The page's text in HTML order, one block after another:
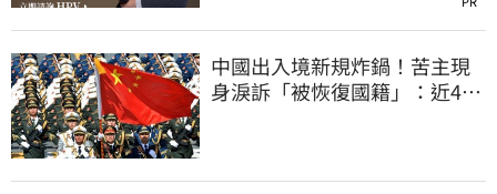
中國出入境新規炸鍋！苦主現
身淚訴「被恢復國籍」：近4億